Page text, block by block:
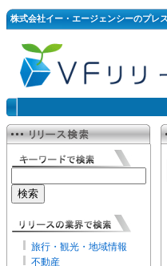
株式会社イー・エージェンシーのプレ
旅行・観光・地域情報
不動産